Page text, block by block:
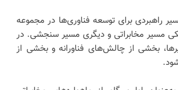
راهبردی برای توسعه فناوری‌ها در مجموعه
مسیر مخابراتی و دیگری مسیر سنجشی. در
بخشی از چالش‌های فناورانه و بخشی از